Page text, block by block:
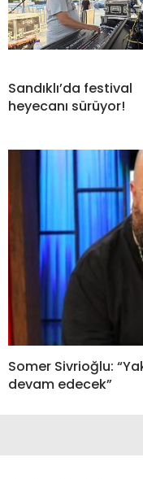
Sandıklı’da festival
heyecanı sürüyor!
Somer Sivrioğlu:
devam edecek”